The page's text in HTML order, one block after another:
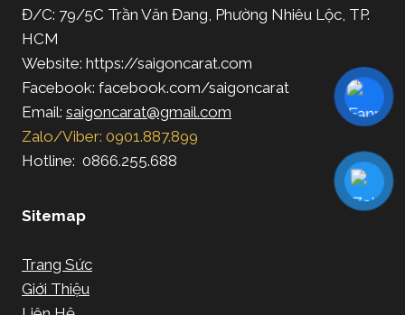
Đ/C: 79/5C Trần Văn Đang, Phường Nhiêu Lộc, TP.
HCM
Website: https://saigoncarat.com
Facebook: facebook.com/saigoncarat
Email: saigoncarat@gmail.com
Zalo/Viber: 0901.887.899
Hotline: 0866.255.688
Sitemap
Trang Sức
Giới Thiệu